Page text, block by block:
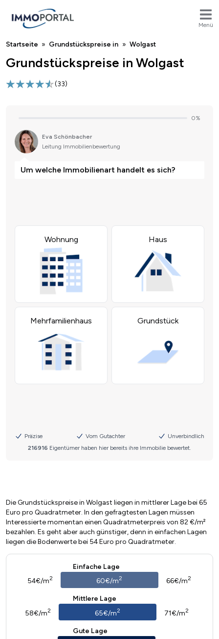
Menü
Breadcrumb
Startseite Grundstückspreise in Wolgast
Grundstückspreise in Wolgast
(33)
Die Grundstückspreise in Wolgast liegen in mittlerer Lage bei 65
Euro pro Quadratmeter. In den gefragtesten Lagen müssen
Interessierte momentan einen Quadratmeterpreis von 82 €/m²
bezahlen. Es geht aber auch günstiger, denn in einfachen Lagen
liegen die Bodenwerte bei 54 Euro pro Quadratmeter.
Einfache Lage
54€/m2 60€/m2 66€/m2
Mittlere Lage
58€/m2 65€/m2 71€/m2
Gute Lage